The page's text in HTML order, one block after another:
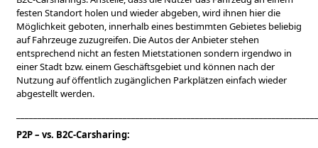
festen Standort holen und wieder abgeben, wird ihnen hier die
Möglichkeit geboten, innerhalb eines bestimmten Gebietes beliebig
auf Fahrzeuge zuzugreifen. Die Autos der Anbieter stehen
entsprechend nicht an festen Mietstationen sondern irgendwo in
einer Stadt bzw. einem Geschäftsgebiet und können nach der
Nutzung auf öffentlich zugänglichen Parkplätzen einfach wieder
abgestellt werden.
P2P – vs. B2C-Carsharing: